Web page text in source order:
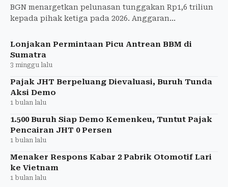
BGN menargetkan pelunasan tunggakan Rp1,6 triliun
kepada pihak ketiga pada 2026. Anggaran
Lonjakan Permintaan Picu Antrean BBM di
Sumatra
3 minggu lalu
Pajak JHT Berpeluang Dievaluasi, Buruh Tunda
Aksi Demo
1 bulan lalu
1.500 Buruh Siap Demo Kemenkeu, Tuntut Pajak
Pencairan JHT 0 Persen
1 bulan lalu
Menaker Respons Kabar 2 Pabrik Otomotif Lari
ke Vietnam
1 bulan lalu